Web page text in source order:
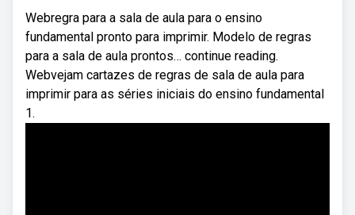
Webregra para a sala de aula para o ensino
fundamental pronto para imprimir. Modelo de regras
para a sala de aula prontos… continue reading.
Webvejam cartazes de regras de sala de aula para
imprimir para as séries iniciais do ensino fundamental
1.